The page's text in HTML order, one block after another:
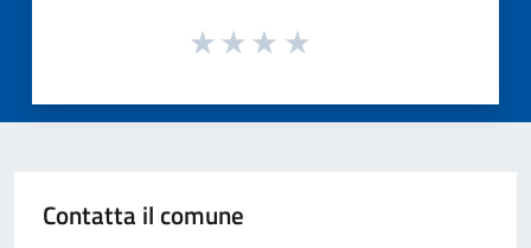
Contatta il comune